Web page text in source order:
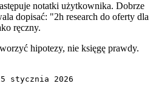
notatki użytkownika. Dobrze
dopisać: "2h research do oferty dla
ręczny.
hipotezy, nie księgę prawdy.
stycznia 2026